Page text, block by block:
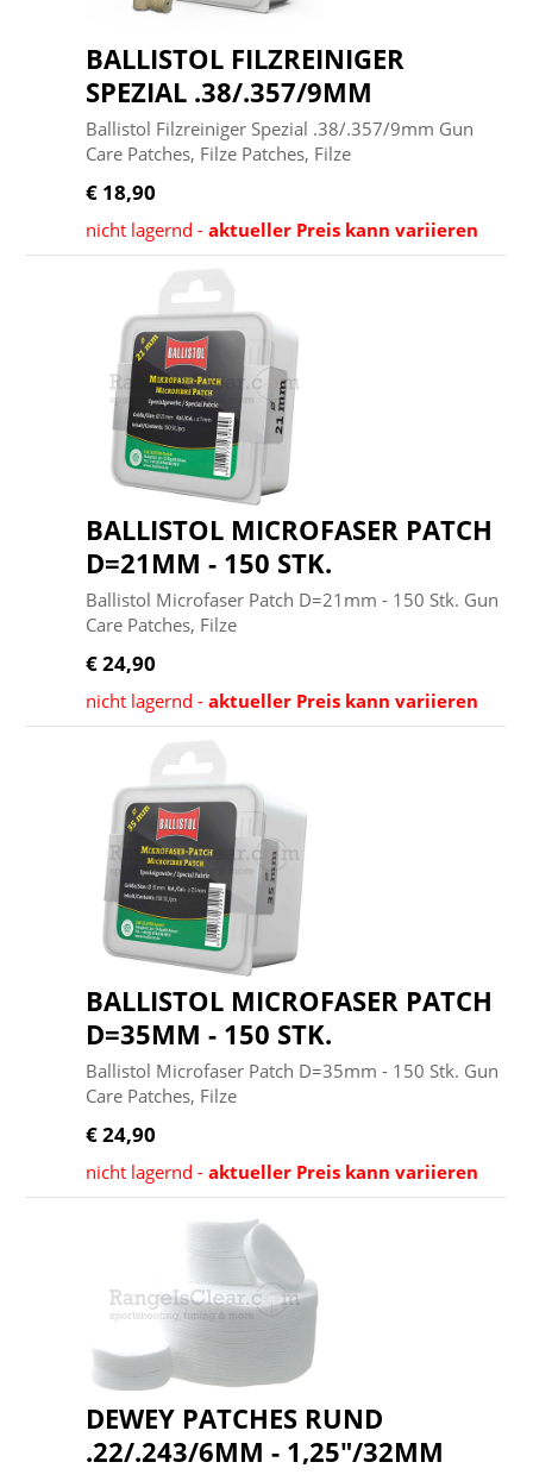
BALLISTOL FILZREINIGER
SPEZIAL .38/.357/9MM
Ballistol Filzreiniger Spezial .38/.357/9mm Gun
Care Patches, Filze Patches, Filze
€ 18,90
nicht lagernd -aktueller Preis kann variieren
BALLISTOL MICROFASER PATCH
D=21MM - 150 STK.
Ballistol Microfaser Patch D=21mm - 150 Stk. Gun
Care Patches, Filze
€ 24,90
nicht lagernd -aktueller Preis kann variieren
BALLISTOL MICROFASER PATCH
D=35MM - 150 STK.
Ballistol Microfaser Patch D=35mm - 150 Stk. Gun
Care Patches, Filze
€ 24,90
nicht lagernd -aktueller Preis kann variieren
DEWEY PATCHES RUND
.22/.243/6MM - 1,25"/32MM